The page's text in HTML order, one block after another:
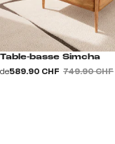
Table-basse Simcha
de589.90 CHF 749.90 CHF